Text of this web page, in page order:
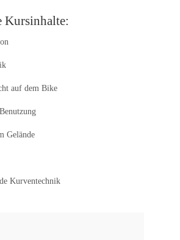
Kursinhalte:
auf dem Bike
Gelände
Kurventechnik